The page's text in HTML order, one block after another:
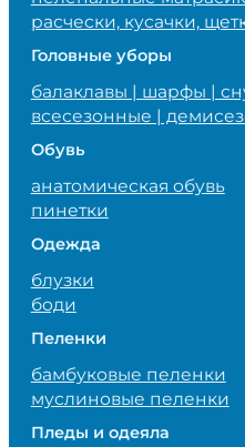
расчески, кусачки,
Головные уборы
балаклавы | шарфы |
всесезонные |
Обувь
анатомическая обувь
пинетки
Одежда
блузки
боди
Пеленки
бамбуковые пеленки
муслиновые пеленки
Пледы и одеяла